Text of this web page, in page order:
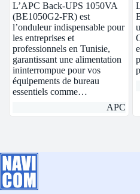
L’APC Back-UPS 1050VA
(BE1050G2-FR) est
l’onduleur indispensable pour
les entreprises et
professionnels en Tunisie,
garantissant une alimentation
ininterrompue pour vos
équipements de bureau
essentiels comme…
APC